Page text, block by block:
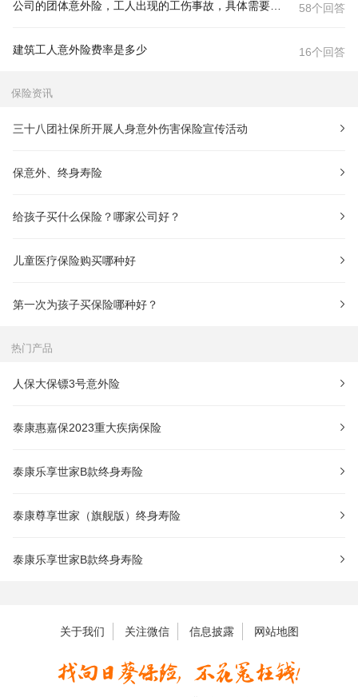
58个回答
16个回答
建筑工人意外险费率是多少
保险资讯
三十八团社保所开展人身意外伤害保险宣传活动
保意外、终身寿险
给孩子买什么保险？哪家公司好？
儿童医疗保险购买哪种好
第一次为孩子买保险哪种好？
热门产品
人保大保镖3号意外险
泰康惠嘉保2023重大疾病保险
泰康乐享世家B款终身寿险
泰康尊享世家（旗舰版）终身寿险
泰康乐享世家B款终身寿险
关于我们 关注微信 信息披露 网站地图